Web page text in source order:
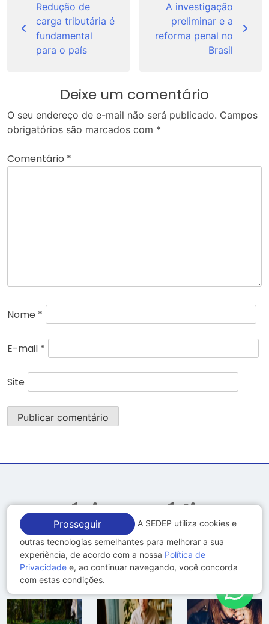
Post
Redução de
carga tributária é
fundamental
para o país
A investigação
preliminar e a
reforma penal no
Brasil
Deixe um comentário
O seu endereço de e-mail não será publicado. Campos
obrigatórios são marcados com *
Comentário *
Nome *
E-mail *
Site
Notícias Jurídicas
Últimas Notícias Mais Notícias
Prosseguir
A SEDEP utiliza cookies e
outras tecnologias semelhantes para melhorar a sua
experiência, de acordo com a nossa Política de
Privacidade e, ao continuar navegando, você concorda
com estas condições.